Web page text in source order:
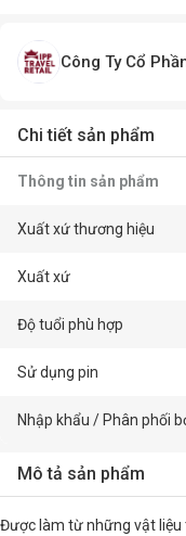
Công Ty Cổ
Chi tiết sản phẩm
Thông tin sản phẩm
Xuất xứ thương hiệu
Xuất xứ
Độ tuổi phù hợp
Sử dụng pin
Nhập khẩu / Phân phối
Mô tả sản phẩm
Được làm từ những vật liệu